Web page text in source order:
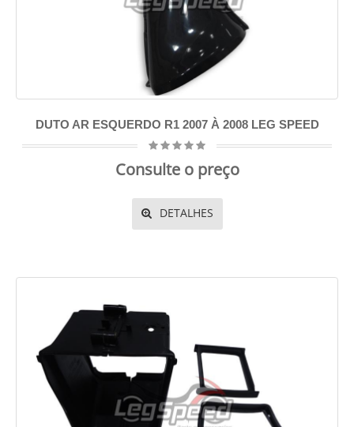
DUTO AR ESQUERDO R1 2007 À 2008 LEG SPEED
Consulte o preço
DETALHES